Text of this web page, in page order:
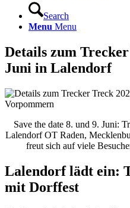
Search
Menu Menu
Details zum
Juni in Lalendorf
Save the date 8. und 9. Juni:
Lalendorf OT Raden,
freut sich auf viele
Lalendorf lädt ein:
mit Dorffest